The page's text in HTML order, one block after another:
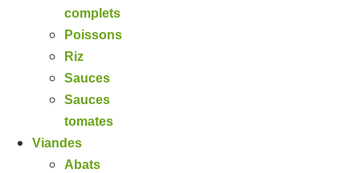
complets
Poissons
Riz
Sauces
Sauces
tomates
Viandes
Abats